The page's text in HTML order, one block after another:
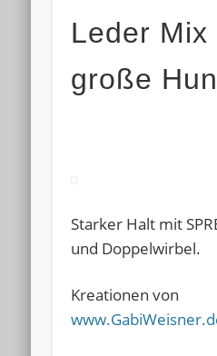
Leder Mix
große
Starker Halt mit
und Doppelwirbel.
Kreationen von